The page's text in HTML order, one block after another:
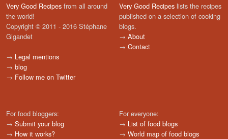
Very Good Recipes from all around
the world!
Copyright © 2011 - 2016 Stéphane
Gigandet
→ Legal mentions
→ blog
→ Follow me on Twitter
Very Good Recipes lists the recipes
published on a selection of cooking
blogs.
→ About
→ Contact
For food bloggers:
→ Submit your blog
→ How it works?
For everyone:
→ List of food blogs
→ World map of food blogs